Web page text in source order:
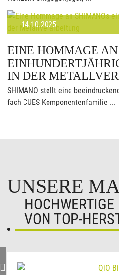
14.10.2025
EINE HOMMAGE
IN DER
SHIMANO stellt eine
fach CUES-Komponentenfamilie ...
UNSERE
HOCHWERTIGE
VON TOP-